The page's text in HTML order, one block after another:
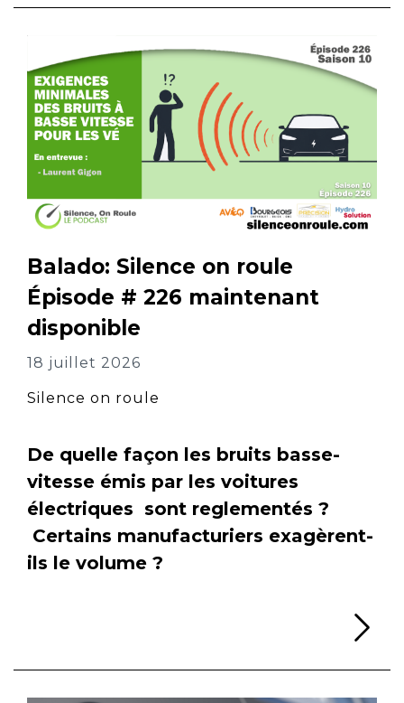
Balado: Silence on roule
Épisode # 226 maintenant
disponible
18 juillet 2026
Silence on roule
De quelle façon les bruits basse-
vitesse émis par les voitures
électriques sont reglementés ?
Certains manufacturiers exagèrent-
ils le volume ?